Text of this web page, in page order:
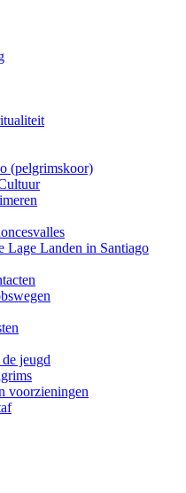
(pelgrimskoor)
Lage Landen in Santiago
jeugd
voorzieningen